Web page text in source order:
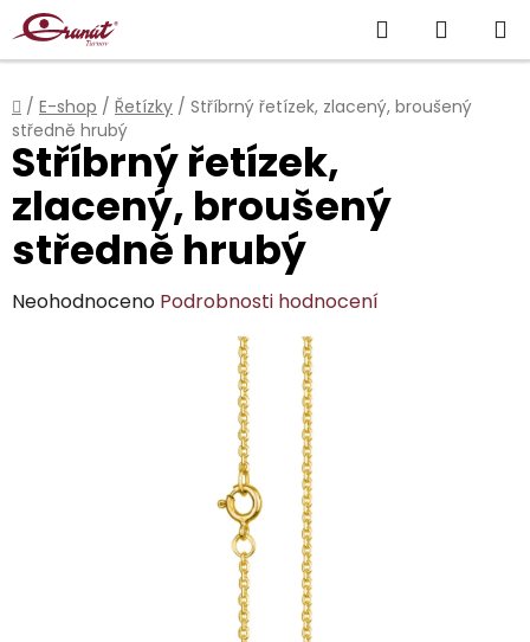
Přejít
na
obsah
Hledat
KOŠÍK
Domů
/ E-shop / Řetízky / Stříbrný řetízek, zlacený, broušený
středně hrubý
Stříbrný řetízek,
zlacený, broušený
středně hrubý
Průměrné
Neohodnoceno Podrobnosti hodnocení